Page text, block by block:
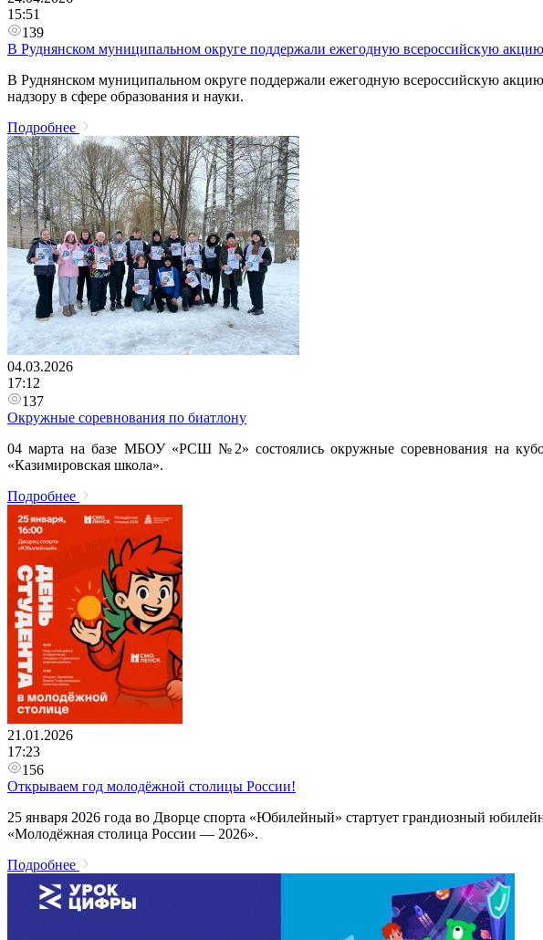
15:51
139
В Руднянском муниципальном округе поддержали ежегодную всероссийскую
В Руднянском муниципальном округе поддержали ежегодную всероссийскую
надзору в сфере образования и науки.
Подробнее
04.03.2026
17:12
137
Окружные соревнования по биатлону
04 марта на базе МБОУ «РСШ №2» состоялись окружные соревнования
«Казимировская школа».
Подробнее
21.01.2026
17:23
156
Открываем год молодёжной столицы России!
25 января 2026 года во Дворце спорта «Юбилейный» стартует грандиозный
«Молодёжная столица России — 2026».
Подробнее